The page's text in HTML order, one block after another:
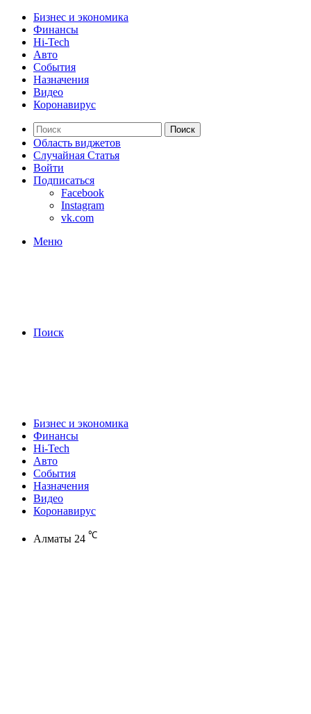
Бизнес и экономика
Финансы
Hi-Tech
Авто
События
Назначения
Видео
Коронавирус
Поиск
Область виджетов
Случайная Статья
Войти
Подписаться
Facebook
Instagram
vk.com
Меню
Поиск
Бизнес и экономика
Финансы
Hi-Tech
Авто
События
Назначения
Видео
Коронавирус
Алматы 24 ℃